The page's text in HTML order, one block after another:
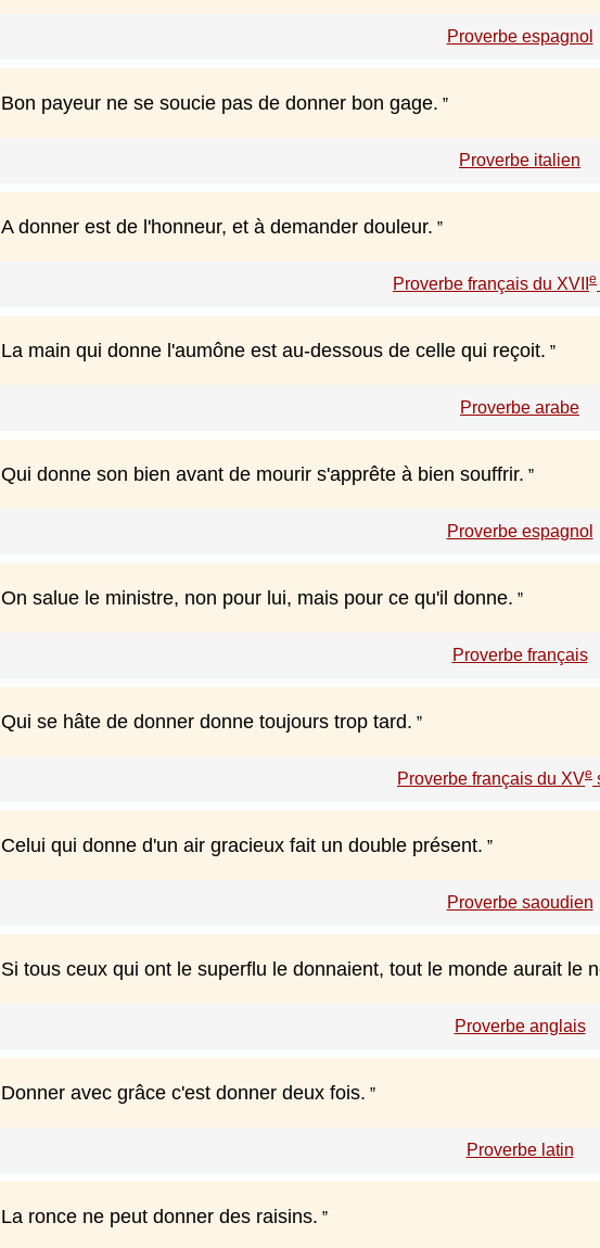
Proverbe espagnol
Bon payeur ne se soucie pas de donner bon gage.
Proverbe italien
A donner est de l'honneur, et à demander douleur.
Proverbe français du XVII e
La main qui donne l'aumône est au-dessous de celle qui reçoit.
Proverbe arabe
Qui donne son bien avant de mourir s'apprête à bien souffrir.
Proverbe espagnol
On salue le ministre, non pour lui, mais pour ce qu'il donne.
Proverbe français
Qui se hâte de donner donne toujours trop tard.
Proverbe français du XVe
Celui qui donne d'un air gracieux fait un double présent.
Proverbe saoudien
Si tous ceux qui ont le superflu le donnaient, tout le monde aurait le
Proverbe anglais
Donner avec grâce c'est donner deux fois.
Proverbe latin
La ronce ne peut donner des raisins.